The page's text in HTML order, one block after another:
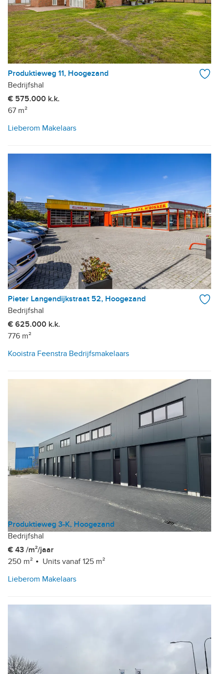
Produktieweg 11, Hoogezand
Bedrijfshal
€ 575.000 k.k.
67 m²
Lieberom Makelaars
Pieter Langendijkstraat 52, Hoogezand
Bedrijfshal
€ 625.000 k.k.
776 m²
Kooistra Feenstra Bedrijfsmakelaars
Produktieweg 3-K, Hoogezand
Bedrijfshal
€ 43 /m²/jaar
250 m²
Units vanaf 125 m²
Lieberom Makelaars